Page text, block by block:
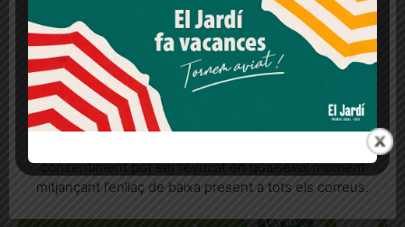
REP LES NOTÍCIES AL
MOMENT AL WHATSAPP!
Més informació Acceptar Rebutjar tot
Quan l’usuari crea un compte al Diari el Jardí, dona el
seu consentiment explícit per rebre comunicacions
consentiment pot ser revocat en qualsevol moment
mitjançant l’enllaç de baixa present a tots els correus.